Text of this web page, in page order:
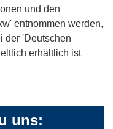
und den
entnommen werden,
der 'Deutschen
erhältlich ist
uns: